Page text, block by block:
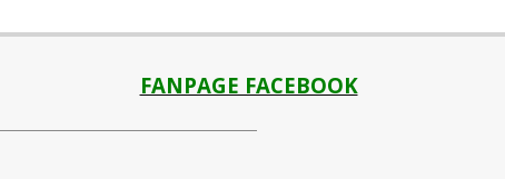
FANPAGE FACEBOOK